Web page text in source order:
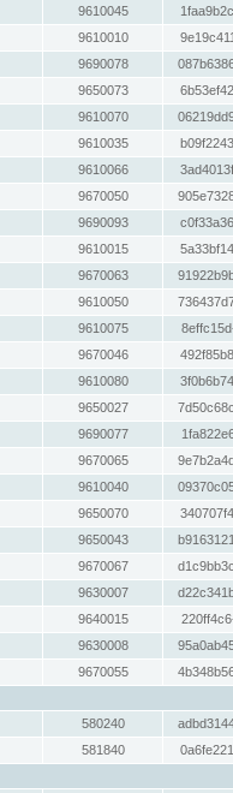
9610045
9610010
9690078
9650073
9610070
9610035
9610066
9670050
9690093
9610015
9670063
9610050
9610075
9670046
9610080
9650027
9690077
9670065
9610040
9650070
9650043
9670067
9630007
9640015
9630008
9670055
580240
581840